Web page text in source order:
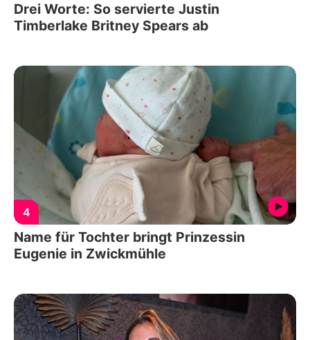
Drei Worte: So servierte Justin
Timberlake Britney Spears ab
4
Name für Tochter bringt Prinzessin
Eugenie in Zwickmühle